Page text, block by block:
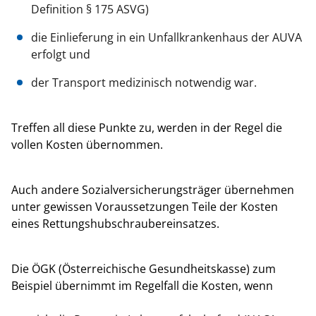
Definition § 175 ASVG)
die Einlieferung in ein Unfallkrankenhaus der AUVA
erfolgt und
der Transport medizinisch notwendig war.
Treffen all diese Punkte zu, werden in der Regel die
vollen Kosten übernommen.
Auch andere Sozialversicherungsträger übernehmen
unter gewissen Voraussetzungen Teile der Kosten
eines Rettungshubschraubereinsatzes.
Die ÖGK (Österreichische Gesundheitskasse) zum
Beispiel übernimmt im Regelfall die Kosten, wenn